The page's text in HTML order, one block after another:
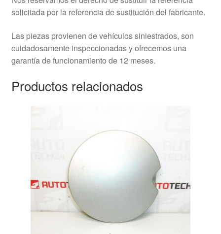
solicitada por la referencia de sustitución del fabricante.
Las piezas provienen de vehículos siniestrados, son
cuidadosamente inspeccionadas y ofrecemos una
garantía de funcionamiento de 12 meses.
Productos relacionados